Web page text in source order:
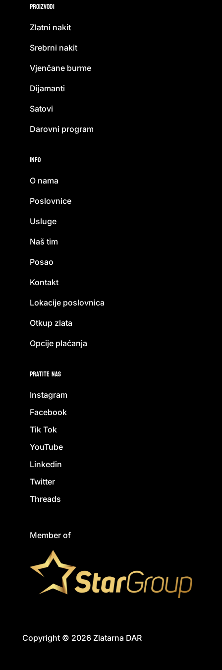
Proizvodi
Zlatni nakit
Srebrni nakit
Vjenčane burme
Dijamanti
Satovi
Darovni program
Info
O nama
Poslovnice
Usluge
Naš tim
Posao
Kontakt
Lokacije poslovnica
Otkup zlata
Opcije plaćanja
Pratite nas
Instagram
Facebook
Tik Tok
YouTube
Linkedin
Twitter
Threads
Member of
Copyright © 2026 Zlatarna DAR